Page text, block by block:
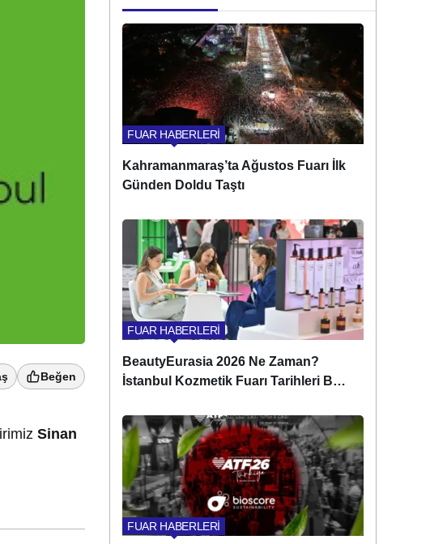
Sistem modunu seçin.
Beğen
Sinan
FUAR HABERLERİ
Kahramanmaraş’ta Ağustos Fuarı İlk
Günden Doldu Taştı
FUAR HABERLERİ
BeautyEurasia 2026 Ne Zaman?
İstanbul Kozmetik Fuarı Tarihleri Belli
FUAR HABERLERİ